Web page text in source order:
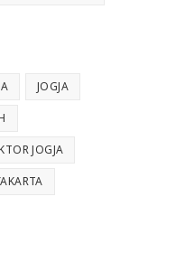
JOGJA
JOGJA